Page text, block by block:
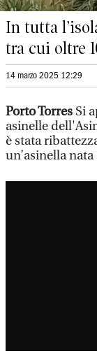
In tutta
tra cui oltre
14 marzo 2025 12:29
Porto Torres Si
asinelle
è stata
un’asinella